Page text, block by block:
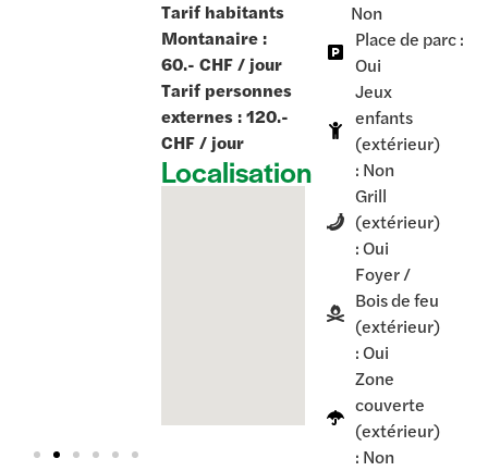
Tarif habitants
Montanaire :
60.- CHF / jour
Tarif personnes
externes : 120.-
CHF / jour
Localisation
Non
Place de parc :
Oui
Jeux
enfants
(extérieur)
: Non
Grill
(extérieur)
: Oui
Foyer /
Bois de feu
(extérieur)
: Oui
Zone
couverte
(extérieur)
: Non